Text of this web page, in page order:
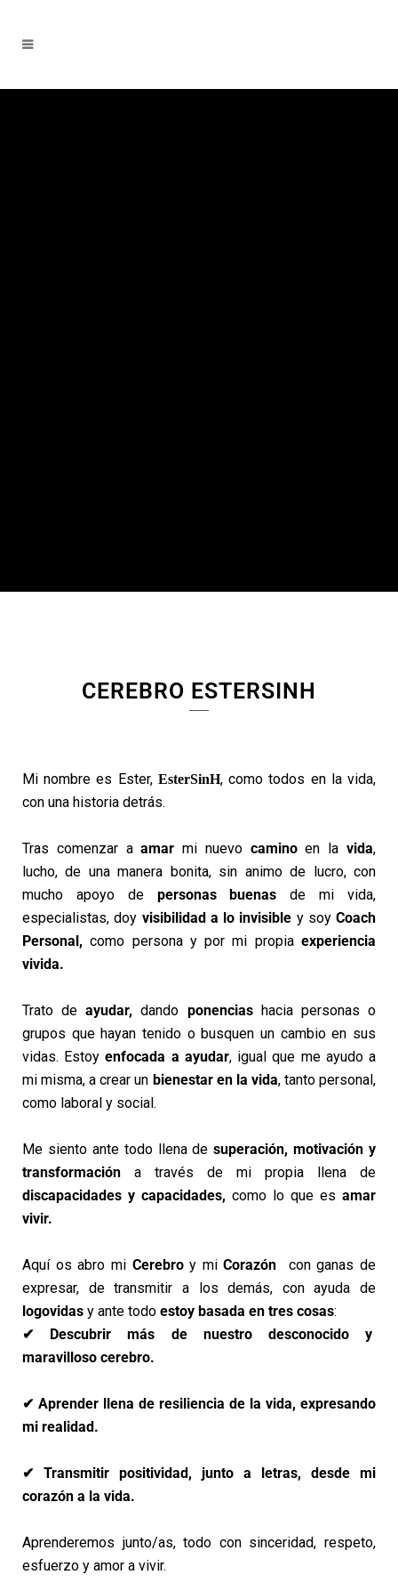
CEREBRO ESTERSINH
Mi nombre es Ester, EsterSinH, como todos en la vida,
con una historia detrás.
Tras comenzar aamar mi nuevo caminoen lavida,
lucho,de una manera bonita, sin animo de lucro, con
mucho apoyo de personas buenas de mi vida,
especialistas, doy visibilidad a lo invisible y soy Coach
Personal,como persona y por mi propiaexperiencia
vivida.
Trato deayudar, dando ponencias hacia personas o
grupos que hayan tenido o busquen un cambio en sus
vidas. Estoyenfocada a ayudar, igual que me ayudo a
mi misma, a crear un bienestar en la vida, tanto personal,
como laboral y social.
Me siento ante todo llena desuperación, motivación y
transformación a través de mi propia llena de
discapacidades y capacidades, como lo que es amar
vivir.
Aquí os abro mi Cerebroy miCorazón
con ganas de
expresar, de transmitir a los demás, con ayuda de
logovidas y ante todo estoy basada en tres cosas:
✔ Descubrir más de nuestro desconocido y
maravilloso cerebro.
✔ Aprender llena de resiliencia de la vida, expresando
mi realidad.
✔ Transmitir positividad, junto a letras, desde mi
corazón a la vida.
Aprenderemos junto/as, todo con sinceridad, respeto,
esfuerzo y amor a vivir.